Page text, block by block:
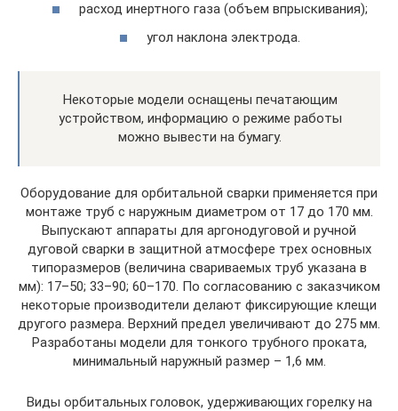
расход инертного газа (объем впрыскивания);
угол наклона электрода.
Некоторые модели оснащены печатающим
устройством, информацию о режиме работы
можно вывести на бумагу.
Оборудование для орбитальной сварки применяется при
монтаже труб с наружным диаметром от 17 до 170 мм.
Выпускают аппараты для аргонодуговой и ручной
дуговой сварки в защитной атмосфере трех основных
типоразмеров (величина свариваемых труб указана в
мм): 17–50; 33–90; 60–170. По согласованию с заказчиком
некоторые производители делают фиксирующие клещи
другого размера. Верхний предел увеличивают до 275 мм.
Разработаны модели для тонкого трубного проката,
минимальный наружный размер – 1,6 мм.
Виды орбитальных головок, удерживающих горелку на